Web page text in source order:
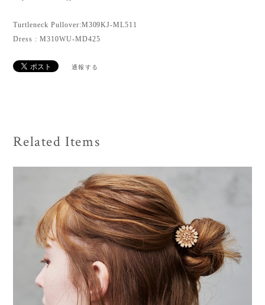
Turtleneck Pullover:M309KJ-ML511
Dress : M310WU-MD425
通報する
Related Items